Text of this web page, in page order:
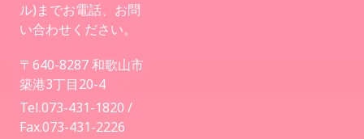
ル)までお電話、お問
い合わせください。
〒640-8287 和歌山市
築港3丁目20-4
Tel.073-431-1820 /
Fax.073-431-2226